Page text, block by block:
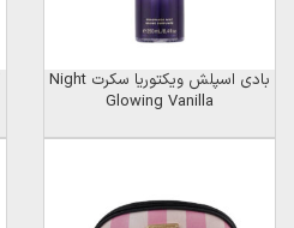
بادی اسپلش ویکتوریا سکرت Night
Glowing Vanilla